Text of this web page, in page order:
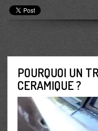
POURQUOI UN
CERAMIQUE ?
Lecteur
vidéo